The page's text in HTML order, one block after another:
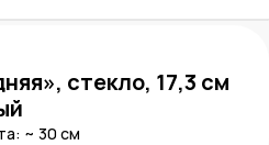
стекло, 17,3 см
~ 30 см